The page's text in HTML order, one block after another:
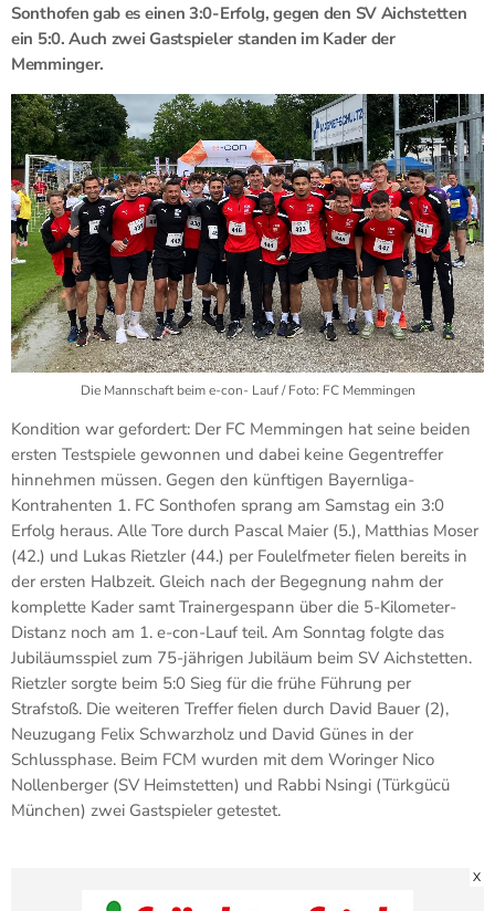
Sonthofen gab es einen 3:0-Erfolg, gegen den SV Aichstetten
ein 5:0. Auch zwei Gastspieler standen im Kader der
Memminger.
Die Mannschaft beim e-con- Lauf / Foto: FC Memmingen
Kondition war gefordert: Der FC Memmingen hat seine beiden
ersten Testspiele gewonnen und dabei keine Gegentreffer
hinnehmen müssen. Gegen den künftigen Bayernliga-
Kontrahenten 1. FC Sonthofen sprang am Samstag ein 3:0
Erfolg heraus. Alle Tore durch Pascal Maier (5.), Matthias Moser
(42.) und Lukas Rietzler (44.) per Foulelfmeter fielen bereits in
der ersten Halbzeit. Gleich nach der Begegnung nahm der
komplette Kader samt Trainergespann über die 5-Kilometer-
Distanz noch am 1. e-con-Lauf teil. Am Sonntag folgte das
Jubiläumsspiel zum 75-jährigen Jubiläum beim SV Aichstetten.
Rietzler sorgte beim 5:0 Sieg für die frühe Führung per
Strafstoß. Die weiteren Treffer fielen durch David Bauer (2),
Neuzugang Felix Schwarzholz und David Günes in der
Schlussphase. Beim FCM wurden mit dem Woringer Nico
Nollenberger (SV Heimstetten) und Rabbi Nsingi (Türkgücü
München) zwei Gastspieler getestet.
X